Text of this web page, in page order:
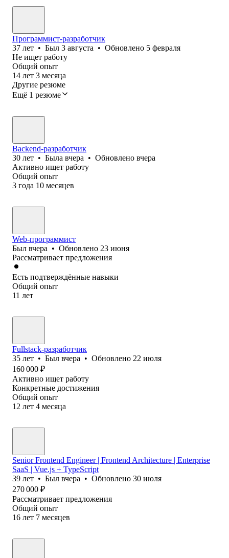
Программист-разработчик
37 лет • Был 3 августа • Обновлено 5 февраля
Не ищет работу
Общий опыт
14 лет 3 месяца
Другие резюме
Ещё 1 резюме
Backend-разработчик
30 лет • Была вчера • Обновлено вчера
Активно ищет работу
Общий опыт
3 года 10 месяцев
Web-программист
Был вчера • Обновлено 23 июня
Рассматривает предложения
Есть подтверждённые навыки
Общий опыт
11 лет
Fullstack-разработчик
35 лет • Был вчера • Обновлено 22 июля
160 000 ₽
Активно ищет работу
Конкретные достижения
Общий опыт
12 лет 4 месяца
Senior Frontend Engineer | Frontend Architecture | Enterprise
SaaS | Vue.js + TypeScript
39 лет • Был вчера • Обновлено 30 июля
270 000 ₽
Рассматривает предложения
Общий опыт
16 лет 7 месяцев